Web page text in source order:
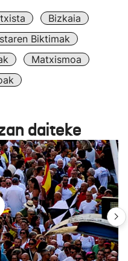
Bizkaia
Biktimak
Matxismoa
daiteke